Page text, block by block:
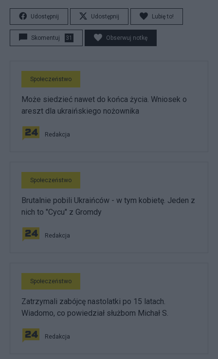
Udostępnij Udostępnij Lubię to!
Skomentuj 31 Obserwuj notkę
Społeczeństwo
Może siedzieć nawet do końca życia. Wniosek o
areszt dla ukraińskiego nożownika
Redakcja
Społeczeństwo
Brutalnie pobili Ukraińców - w tym kobietę. Jeden z
nich to "Cycu" z Gromdy
Redakcja
Społeczeństwo
Zatrzymali zabójcę nastolatki po 15 latach.
Wiadomo, co powiedział służbom Michał S.
Redakcja